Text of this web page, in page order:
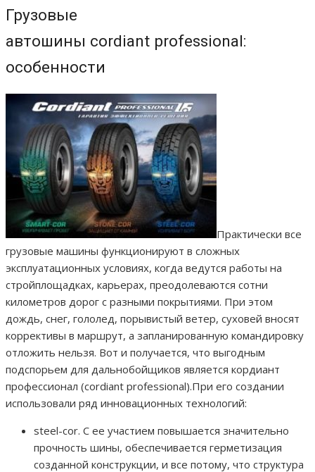
Грузовые
автошины cordiant professional:
особенности
Практически все
грузовые машины функционируют в сложных
эксплуатационных условиях, когда ведутся работы на
стройплощадках, карьерах, преодолеваются сотни
километров дорог с разными покрытиями. При этом
дождь, снег, гололед, порывистый ветер, суховей вносят
коррективы в маршрут, а запланированную командировку
отложить нельзя. Вот и получается, что выгодным
подспорьем для дальнобойщиков является кордиант
профессионал (cordiant professional).При его создании
использовали ряд инновационных технологий:
steel-cor. С ее участием повышается значительно
прочность шины, обеспечивается герметизация
созданной конструкции, и все потому, что структура